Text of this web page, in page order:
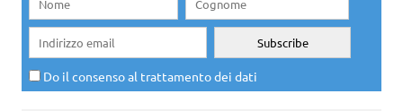
Do il consenso al trattamento dei dati